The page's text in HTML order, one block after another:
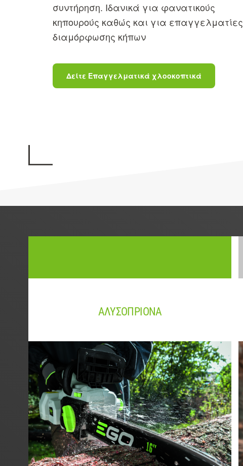
συντήρηση. Ιδανικά για φανατικούς
κηπουρούς καθώς και για επαγγελματίες
διαμόρφωσης κήπων
Δείτε Επαγγελματικά χλοοκοπτικά
ΑΛΥΣΟΠΡΙΟΝΑ